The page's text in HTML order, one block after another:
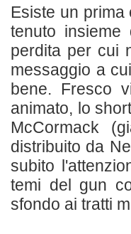
Esiste un
tenuto
perdita per cui
messaggio a
bene. Fresco
animato, lo
McCormack
distribuito da
subito
temi del gun
sfondo ai tratti